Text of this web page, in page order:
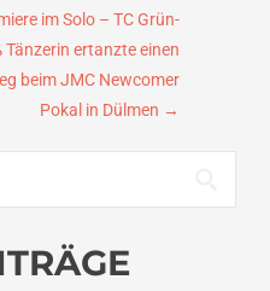
im Solo – TC Grün-
Tänzerin ertanzte einen
beim JMC Newcomer
Pokal in Dülmen →